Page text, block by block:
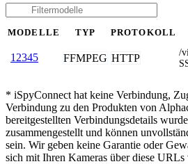
MODELLE TYP PROTOKOLL
12345 FFMPEG HTTP
/
* iSpyConnect hat keine Verbindung,
Verbindung zu den Produkten von
bereitgestellten Verbindungsdetails
zusammengestellt und können
sein. Wir geben keine Garantie oder
sich mit Ihren Kameras über diese URLs